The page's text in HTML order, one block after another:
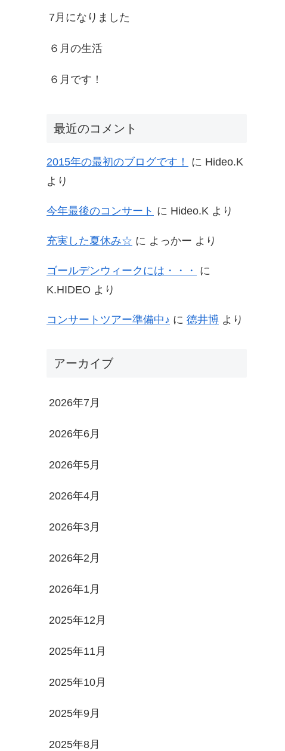
7月になりました
６月の生活
６月です！
最近のコメント
2015年の最初のブログです！ に Hideo.K
より
今年最後のコンサート に Hideo.K より
充実した夏休み☆ に よっかー より
ゴールデンウィークには・・・
に
K.HIDEO より
コンサートツアー準備中♪ に 徳井博 より
アーカイブ
2026年7月
2026年6月
2026年5月
2026年4月
2026年3月
2026年2月
2026年1月
2025年12月
2025年11月
2025年10月
2025年9月
2025年8月